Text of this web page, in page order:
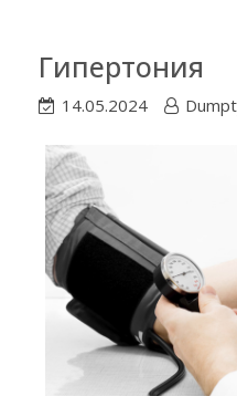
Гипертония
14.05.2024